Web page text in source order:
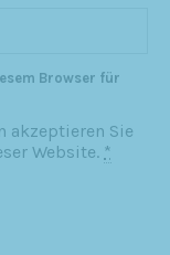
Browser für
akzeptieren Sie
Website. *